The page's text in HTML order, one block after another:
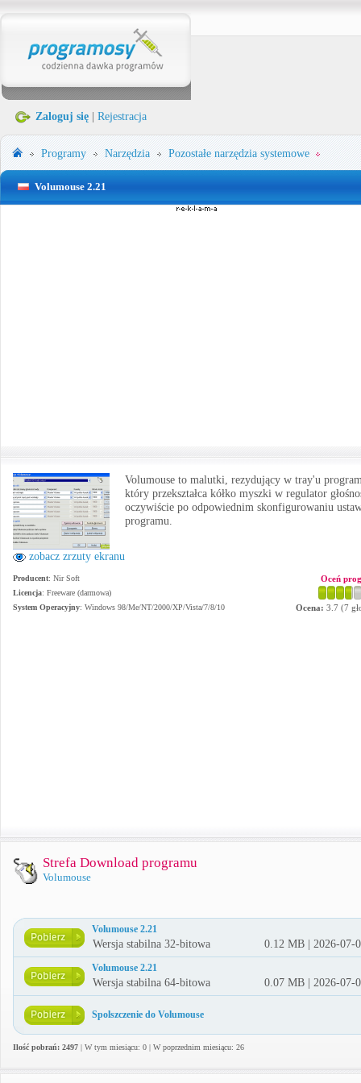
Zaloguj się Rejestracja
Programy Narzędzia Pozostałe narzędzia systemowe
Volumouse 2.21
zobacz zrzuty ekranu
Volumouse to malutki, rezydujący w tray'u
który przekształca kółko myszki w regulator
oczywiście po odpowiednim skonfigurowaniu
programu.
Producent: Nir Soft
Licencja: Freeware (darmowa)
System Operacyjny: Windows 98/Me/NT/2000/XP/Vista/7/8/10
Oceń
Ocena: 3.7 (7
Strefa Download programu
Volumouse
Volumouse 2.21
Wersja stabilna 32-bitowa 0.12 MB | 2026-07-
Volumouse 2.21
Wersja stabilna 64-bitowa 0.07 MB | 2026-07-
Spolszczenie do Volumouse
Ilość pobrań: 2497 | W tym miesiącu: 0 | W poprzednim miesiącu: 26